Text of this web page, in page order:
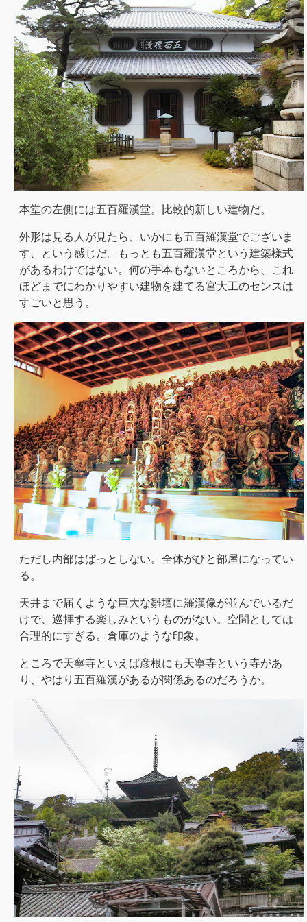
本堂の左側には五百羅漢堂。比較的新しい建物だ。
外形は見る人が見たら、いかにも五百羅漢堂でございま
す、という感じだ。もっとも五百羅漢堂という建築様式
があるわけではない。何の手本もないところから、これ
ほどまでにわかりやすい建物を建てる宮大工のセンスは
すごいと思う。
ただし内部はぱっとしない。全体がひと部屋になってい
る。
天井まで届くような巨大な雛壇に羅漢像が並んでいるだ
けで、巡拝する楽しみというものがない。空間としては
合理的にすぎる。倉庫のような印象。
ところで天寧寺といえば彦根にも天寧寺という寺があ
り、やはり五百羅漢があるが関係あるのだろうか。